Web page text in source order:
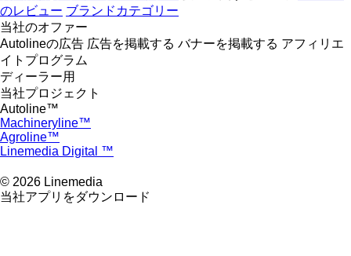
のレビュー ブランドカテゴリー
当社のオファー
Autolineの広告 広告を掲載する バナーを掲載する アフィリエ
イトプログラム
ディーラー用
当社プロジェクト
Autoline™
Machineryline™
Agroline™
Linemedia Digital ™
© 2026 Linemedia
当社アプリをダウンロード